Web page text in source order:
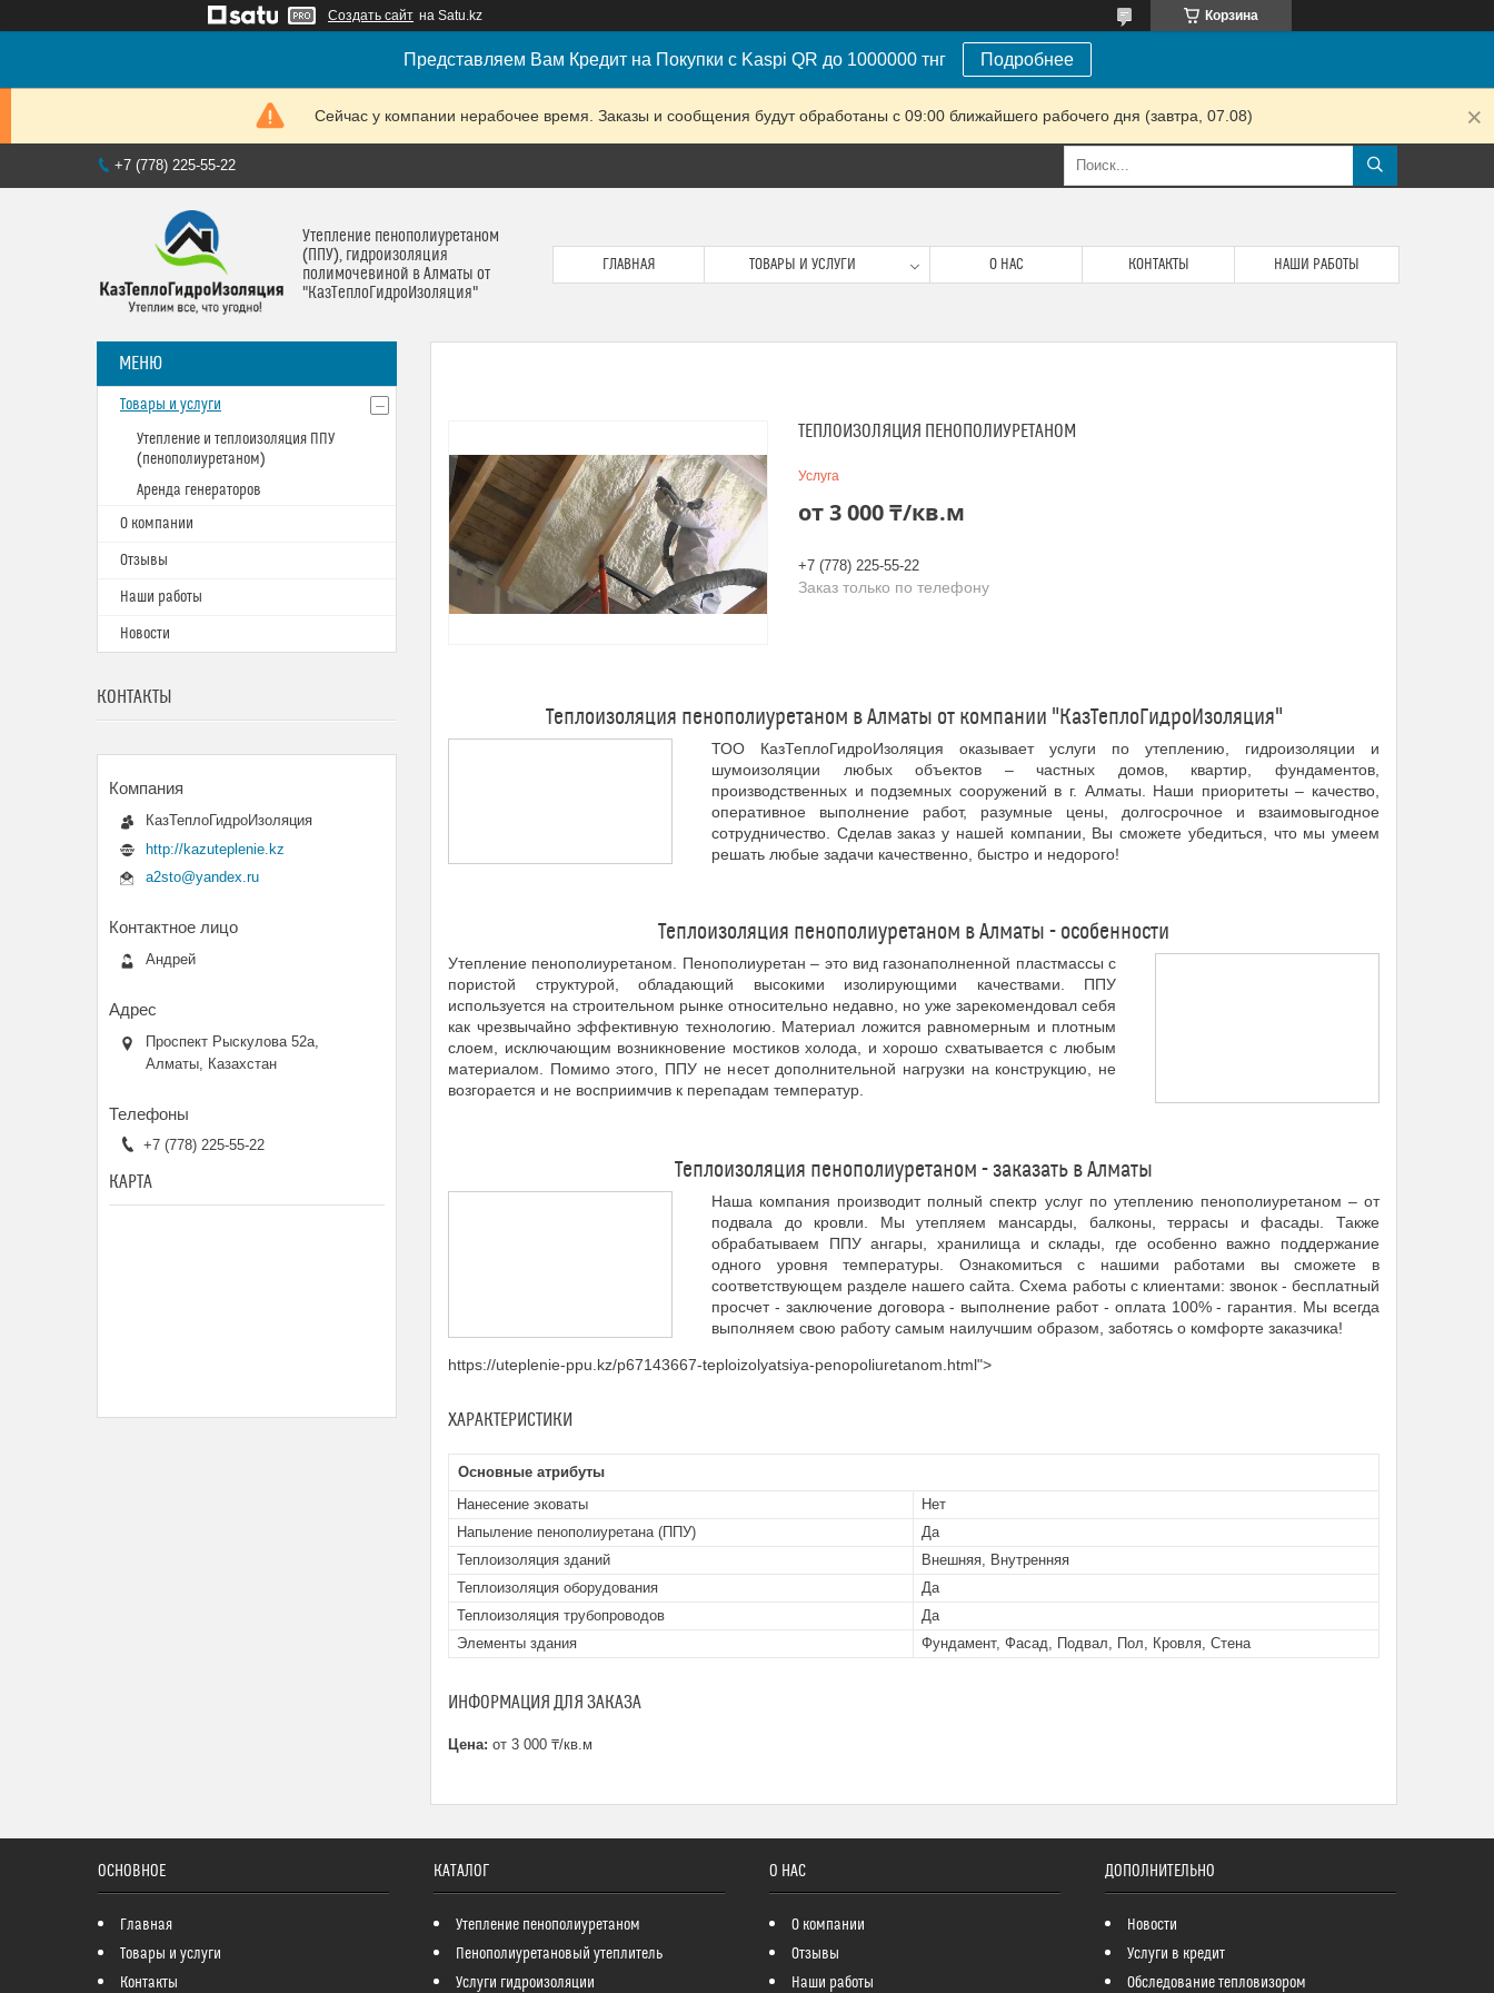
Создать сайт на Satu.kz Корзина
Представляем Вам Кредит на Покупки с Kaspi QR до 1000000 тнг Подробнее
Сейчас у компании нерабочее время. Заказы и сообщения будут обработаны с 09:00 ближайшего рабочего дня (завтра, 07.08)
+7 (778) 225-55-22
Утепление пенополиуретаном
(ППУ), гидроизоляция
полимочевиной в Алматы от
"КазТеплоГидроИзоляция"
ГЛАВНАЯ ТОВАРЫ И УСЛУГИ О НАС КОНТАКТЫ НАШИ РАБОТЫ
ТЕПЛОИЗОЛЯЦИЯ ПЕНОПОЛИУРЕТАНОМ
Услуга
от3 000 ₸/кв.м
+7 (778) 225-55-22
Заказ только по телефону
Теплоизоляция пенополиуретаном в Алматы от компании "КазТеплоГидроИзоляция"
ТОО КазТеплоГидроИзоляция оказывает услуги по утеплению, гидроизоляции и
шумоизоляции любых объектов – частных домов, квартир, фундаментов,
производственных и подземных сооружений в г. Алматы. Наши приоритеты – качество,
оперативное выполнение работ, разумные цены, долгосрочное и взаимовыгодное
сотрудничество. Сделав заказ у нашей компании, Вы сможете убедиться, что мы умеем
решать любые задачи качественно, быстро и недорого!
Теплоизоляция пенополиуретаном в Алматы - особенности
Утепление пенополиуретаном. Пенополиуретан – это вид газонаполненной пластмассы с
пористой структурой, обладающий высокими изолирующими качествами. ППУ
используется на строительном рынке относительно недавно, но уже зарекомендовал себя
как чрезвычайно эффективную технологию. Материал ложится равномерным и плотным
слоем, исключающим возникновение мостиков холода, и хорошо схватывается с любым
материалом. Помимо этого, ППУ не несет дополнительной нагрузки на конструкцию, не
возгорается и не восприимчив к перепадам температур.
Теплоизоляция пенополиуретаном - заказать в Алматы
Наша компания производит полный спектр услуг по утеплению пенополиуретаном – от
подвала до кровли. Мы утепляем мансарды, балконы, террасы и фасады. Также
обрабатываем ППУ ангары, хранилища и склады, где особенно важно поддержание
одного уровня температуры. Ознакомиться с нашими работами вы сможете в
соответствующем разделе нашего сайта. Схема работы с клиентами: звонок - бесплатный
просчет - заключение договора - выполнение работ - оплата 100% - гарантия. Мы всегда
выполняем свою работу самым наилучшим образом, заботясь о комфорте заказчика!
https://uteplenie-ppu.kz/p67143667-teploizolyatsiya-penopoliuretanom.html">
ХАРАКТЕРИСТИКИ
Основные атрибуты
Нанесение эковаты
Нет
Напыление пенополиуретана (ППУ)
Да
Теплоизоляция зданий
Внешняя, Внутренняя
Теплоизоляция оборудования
Да
Теплоизоляция трубопроводов
Да
Элементы здания
Фундамент, Фасад, Подвал, Пол, Кровля, Стена
ИНФОРМАЦИЯ ДЛЯ ЗАКАЗА
Цена: от 3 000 ₸/кв.м
Товары и услуги
Утепление и теплоизоляция ППУ
(пенополиуретаном)
Аренда генераторов
О компании
Отзывы
Наши работы
Новости
КОНТАКТЫ
КазТеплоГидроИзоляция
http://kazuteplenie.kz
a2sto@yandex.ru
Андрей
Проспект Рыскулова 52а,
Алматы, Казахстан
+7 (778) 225-55-22
КАРТА
ОСНОВНОЕ
Главная
Товары и услуги
Контакты
КАТАЛОГ
Утепление пенополиуретаном
Пенополиуретановый утеплитель
Услуги гидроизоляции
О НАС
О компании
Отзывы
Наши работы
ДОПОЛНИТЕЛЬНО
Новости
Услуги в кредит
Обследование тепловизором